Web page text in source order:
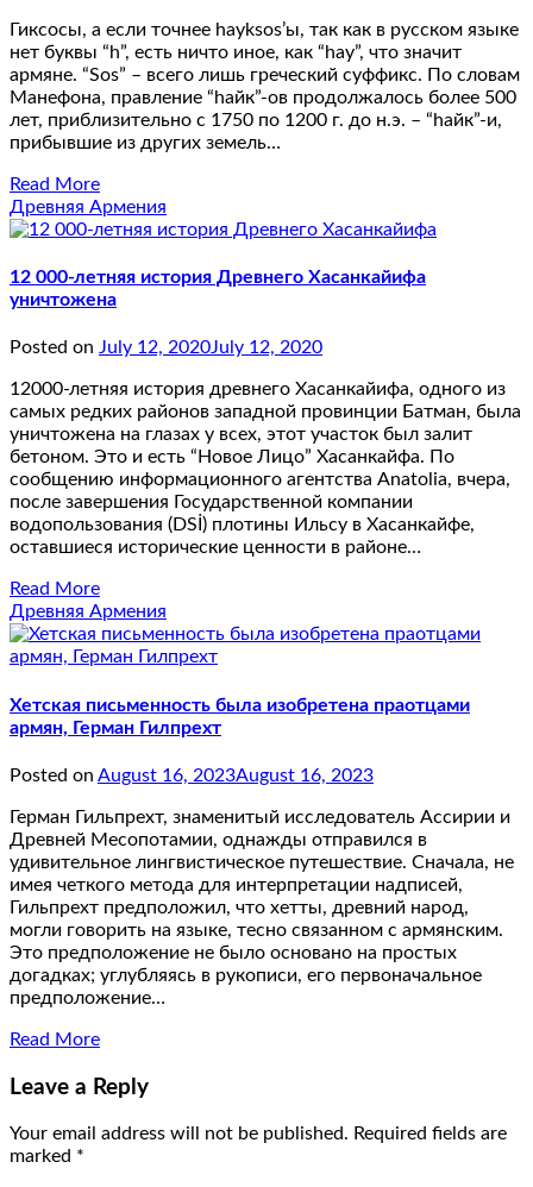
Гиксосы, а если точнее hayksos’ы, так как в русском языке
нет буквы “h”, есть ничто иное, как “hay”, что значит
армяне. “Sos” – всего лишь греческий суффикс. По словам
Манефона, правление “hайк”-ов продолжалось более 500
лет, приблизительно с 1750 по 1200 г. до н.э. – “hайк”-и,
прибывшие из других земель…
Read More
Древняя Армения
12 000-летняя история Древнего Хасанкайифа
уничтожена
Posted on July 12, 2020July 12, 2020
12000-летняя история древнего Хасанкайифа, одного из
самых редких районов западной провинции Батман, была
уничтожена на глазах у всех, этот участок был залит
бетоном. Это и есть “Новое Лицо” Хасанкайфа. По
сообщению информационного агентства Anatolia, вчера,
после завершения Государственной компании
водопользования (DSİ) плотины Ильсу в Хасанкайфе,
оставшиеся исторические ценности в районе…
Read More
Древняя Армения
Хетская письменность была изобретена праотцами
армян, Герман Гилпрехт
Posted on August 16, 2023August 16, 2023
Герман Гильпрехт, знаменитый исследователь Ассирии и
Древней Месопотамии, однажды отправился в
удивительное лингвистическое путешествие. Сначала, не
имея четкого метода для интерпретации надписей,
Гильпрехт предположил, что хетты, древний народ,
могли говорить на языке, тесно связанном с армянским.
Это предположение не было основано на простых
догадках; углубляясь в рукописи, его первоначальное
предположение…
Read More
Leave a Reply
Your email address will not be published. Required fields are
marked *